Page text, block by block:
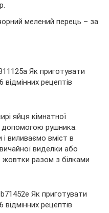
мелений перець – за
яйця кімнатної
допомогою рушника.
виливаємо вміст в
виделки або
разом з білками